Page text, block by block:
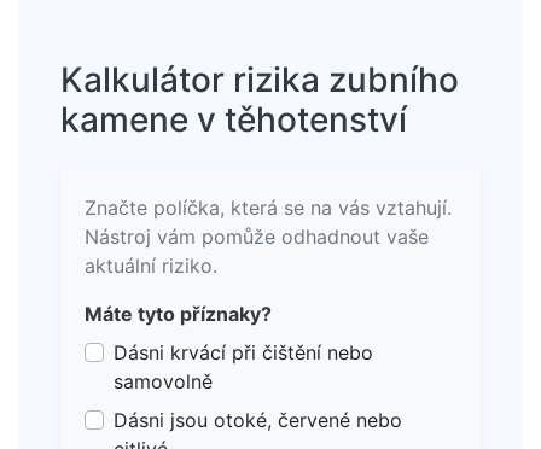
Kalkulátor rizika zubního
kamene v těhotenství
Značte políčka, která se na vás vztahují.
Nástroj vám pomůže odhadnout vaše
aktuální riziko.
Máte tyto příznaky?
Dásni krvácí při čištění nebo
samovolně
Dásni jsou otoké, červené nebo